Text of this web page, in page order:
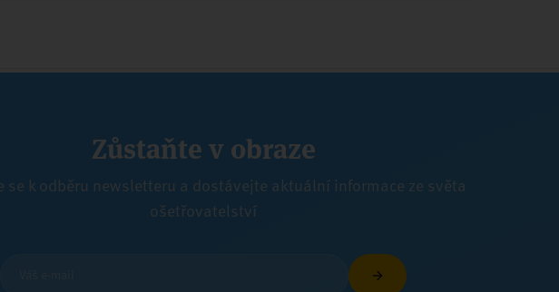
Zůstaňte v obraze
se k odběru newsletteru a dostávejte aktuální informace ze světa
ošetřovatelství